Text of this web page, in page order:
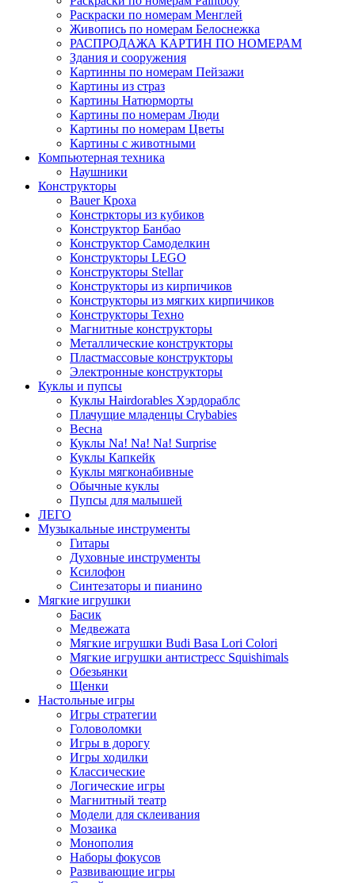
Раскраски по номерам Менглей
Живопись по номерам Белоснежка
РАСПРОДАЖА КАРТИН ПО НОМЕРАМ
Здания и сооружения
Картинны по номерам Пейзажи
Картины из страз
Картины Натюрморты
Картины по номерам Люди
Картины по номерам Цветы
Картины с животными
Компьютерная техника
Наушники
Конструкторы
Bauer Кроха
Констркторы из кубиков
Конструктор Банбао
Конструктор Самоделкин
Конструкторы LEGO
Конструкторы Stellar
Конструкторы из кирпичиков
Конструкторы из мягких кирпичиков
Конструкторы Техно
Магнитные конструкторы
Металлические конструкторы
Пластмассовые конструкторы
Электронные конструкторы
Куклы и пупсы
Куклы Hairdorables Хэрдораблс
Плачущие младенцы Crybabies
Весна
Куклы Na! Na! Na! Surprise
Куклы Капкейк
Куклы мягконабивные
Обычные куклы
Пупсы для малышей
ЛЕГО
Музыкальные инструменты
Гитары
Духовные инструменты
Ксилофон
Синтезаторы и пианино
Мягкие игрушки
Басик
Медвежата
Мягкие игрушки Budi Basa Lori Colori
Мягкие игрушки антистресс Squishimals
Обезьянки
Щенки
Настольные игры
Игры стратегии
Головоломки
Игры в дорогу
Игры ходилки
Классические
Логические игры
Магнитный театр
Модели для склеивания
Мозаика
Монополия
Наборы фокусов
Развивающие игры